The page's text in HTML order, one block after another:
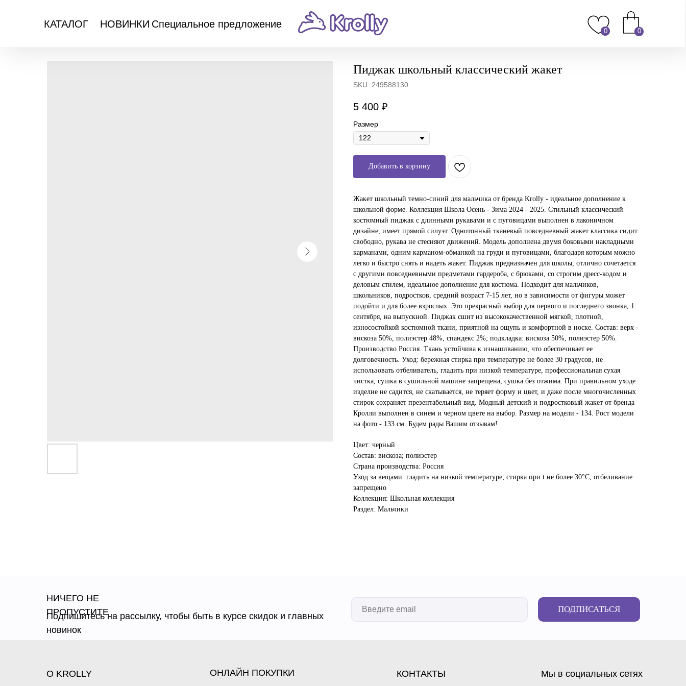
КАТАЛОГ НОВИНКИ Специальное предложение
0
0
Пиджак школьный классический жакет
SKU: 249588130
5 400 ₽
Размер
Добавить в корзину
Жакет школьный темно-синий для мальчика от бренда Krolly - идеальное дополнение к
школьной форме. Коллекция Школа Осень - Зима 2024 - 2025. Стильный классический
костюмный пиджак с длинными рукавами и с пуговицами выполнен в лаконичном
дизайне, имеет прямой силуэт. Однотонный тканевый повседневный жакет классика сидит
свободно, рукава не стесняют движений. Модель дополнена двумя боковыми накладными
карманами, одним карманом-обманкой на груди и пуговицами, благодаря которым можно
легко и быстро снять и надеть жакет. Пиджак предназначен для школы, отлично сочетается
с другими повседневными предметами гардероба, с брюками, со строгим дресс-кодом и
деловым стилем, идеальное дополнение для костюма. Подходит для мальчиков,
школьников, подростков, средний возраст 7-15 лет, но в зависимости от фигуры может
подойти и для более взрослых. Это прекрасный выбор для первого и последнего звонка, 1
сентября, на выпускной. Пиджак сшит из высококачественной мягкой, плотной,
износостойкой костюмной ткани, приятной на ощупь и комфортной в носке. Состав: верх -
вискоза 50%, полиэстер 48%, спандекс 2%; подкладка: вискоза 50%, полиэстер 50%.
Производство Россия. Ткань устойчива к изнашиванию, что обеспечивает ее
долговечность. Уход: бережная стирка при температуре не более 30 градусов, не
использовать отбеливатель, гладить при низкой температуре, профессиональная сухая
чистка, сушка в сушильной машине запрещена, сушка без отжима. При правильном уходе
изделие не садится, не скатывается, не теряет форму и цвет, и даже после многочисленных
стирок сохраняет презентабельный вид. Модный детский и подростковый жакет от бренда
Кролли выполнен в синем и черном цвете на выбор. Размер на модели - 134. Рост модели
на фото - 133 см. Будем рады Вашим отзывам!
Цвет: черный
Состав: вискоза; полиэстер
Страна производства: Россия
Уход за вещами: гладить на низкой температуре; стирка при t не более 30°C; отбеливание
запрещено
Коллекция: Школьная коллекция
Раздел: Мальчики
НИЧЕГО НЕ
ПРОПУСТИТЕ
Подпишитесь на рассылку, чтобы быть в курсе скидок и главных
новинок
ПОДПИСАТЬСЯ
О KROLLY ОНЛАЙН ПОКУПКИ КОНТАКТЫ Мы в социальных сетях